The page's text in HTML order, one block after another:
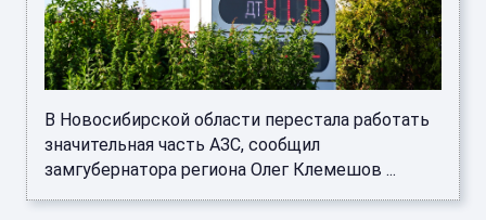
В Новосибирской области перестала работать
значительная часть АЗС, сообщил
замгубернатора региона Олег Клемешов ...